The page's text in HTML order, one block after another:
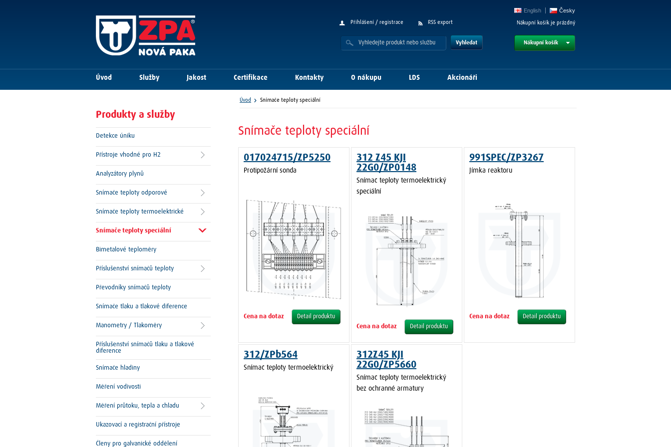
Snímače teploty speciální
017024715/ZP5250
Protipožární sonda
Cena na dotaz Detail produktu
312 Z45 KJI
22G0/ZP0148
Snímač teploty termoelektrický
speciální
Cena na dotaz Detail produktu
991SPEC/ZP3267
Jímka reaktoru
Cena na dotaz Detail produktu
312/ZPb564
Snímač teploty termoelektrický
312Z45 KJI
22G0/ZP5660
Snímač teploty termoelektrický
bez ochranné armatury
Produkty a služby
Detekce úniku
Přístroje vhodné pro H2
Analyzátory plynů
Snímače teploty odporové
Snímače teploty termoelektrické
Snímače teploty speciální
Bimetalové teploměry
Příslušenství snímačů teploty
Převodníky snímačů teploty
Snímače tlaku a tlakové diference
Manometry / Tlakoměry
Příslušenství snímačů tlaku a tlakové
diference
Snímače hladiny
Měření vodivosti
Měření průtoku, tepla a chladu
Ukazovací a registrační přístroje
Členy pro galvanické oddělení
Přihlášení / registrace RSS export
Vyhledat
Nákupní košík je prázdný
Nákupní košík
Česky
English
Úvod Služby Jakost Certifikace Kontakty O nákupu LDS Akcionáři
Úvod Snímače teploty speciální